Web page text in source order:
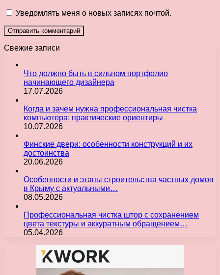
Уведомлять меня о новых записях почтой.
Свежие записи
Что должно быть в сильном портфолио
начинающего дизайнера
17.07.2026
Когда и зачем нужна профессиональная чистка
компьютера: практические ориентиры
10.07.2026
Финские двери: особенности конструкций и их
достоинства
20.06.2026
Особенности и этапы строительства частных домов
в Крыму с актуальными…
08.05.2026
Профессиональная чистка штор с сохранением
цвета текстуры и аккуратным обращением…
05.04.2026